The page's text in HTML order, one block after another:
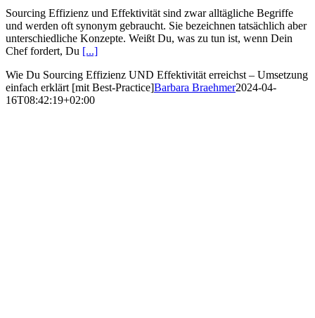
Sourcing Effizienz und Effektivität sind zwar alltägliche Begriffe
und werden oft synonym gebraucht. Sie bezeichnen tatsächlich aber
unterschiedliche Konzepte. Weißt Du, was zu tun ist, wenn Dein
Chef fordert, Du [...]
Wie Du Sourcing Effizienz UND Effektivität erreichst – Umsetzung
einfach erklärt [mit Best-Practice]Barbara Braehmer2024-04-
16T08:42:19+02:00